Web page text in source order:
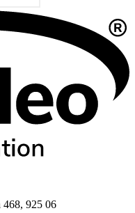
468, 925 06